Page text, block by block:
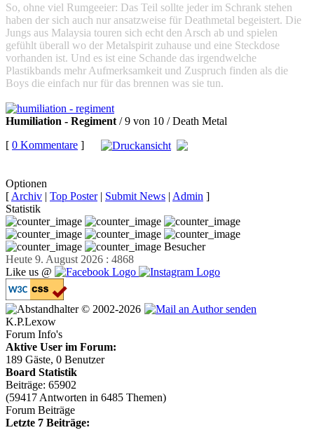
So, ohne viel Rumgeeier: Das Teil sollte jeder im Schrank stehen
haben der sich auch nur ansatzweise für Deathmetal begeistert. Die
Jungs aus Malaysia touren sich echt den Arsch ab und spielen
gefühlt überall wo der Metalspirit zuhause und eine Steckdose
vorhanden ist. Und es ist eine Schande das irgendwelche
Plastikbands mehr Aufmerksamkeit und Zuspruch finden als die
Boys die einfach nur für das brennen was sie tun.
Humiliation - Regiment / 9 von 10 / Death Metal
[ 0 Kommentare ]
Optionen
[ Archiv | Top Poster| Submit News | Admin ]
Statistik
Besucher
Heute 9. August 2026 : 4868
Like us @
© 2002-2026
K.P.Lexow
Forum Info's
Aktive User im Forum:
189 Gäste, 0 Benutzer
Board Statistik
Beiträge: 65902
(59417 Antworten in 6485 Themen)
Forum Beiträge
Letzte 7 Beiträge: